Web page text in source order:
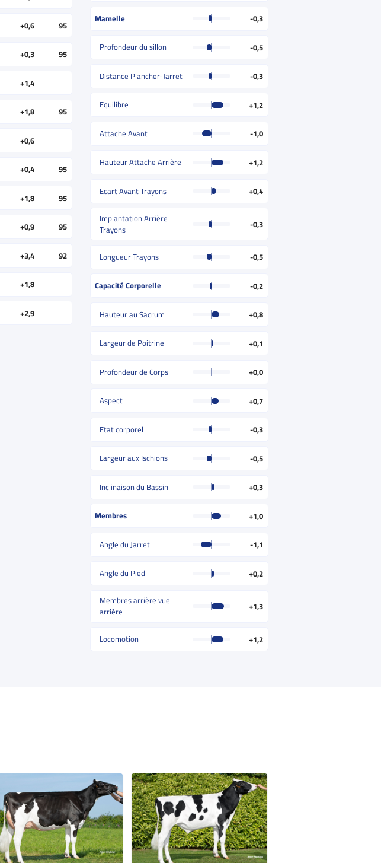
+0,6 95
+0,3 95
+1,4
+1,8 95
+0,6
+0,4 95
+1,8 95
+0,9 95
+3,4 92
+1,8
+2,9
Mamelle -0,3
Profondeur du sillon -0,5
Distance Plancher-Jarret -0,3
Equilibre +1,2
Attache Avant -1,0
Hauteur Attache Arrière +1,2
Ecart Avant Trayons +0,4
Implantation Arrière
Trayons
-0,3
Longueur Trayons -0,5
Capacité Corporelle -0,2
Hauteur au Sacrum +0,8
Largeur de Poitrine +0,1
Profondeur de Corps +0,0
Aspect +0,7
Etat corporel -0,3
Largeur aux Ischions -0,5
Inclinaison du Bassin +0,3
Membres +1,0
Angle du Jarret -1,1
Angle du Pied +0,2
Membres arrière vue
arrière
+1,3
Locomotion +1,2